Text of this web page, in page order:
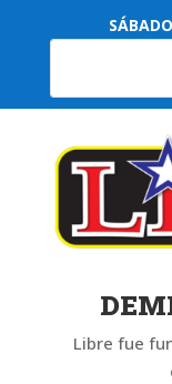
Libre fue